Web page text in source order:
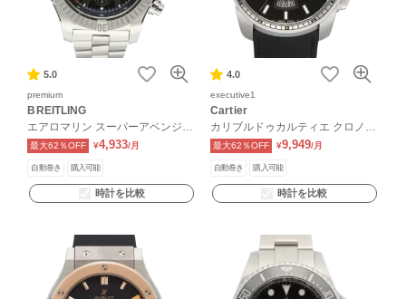
5.0
premium
BREITLING
エアロマリン スーパーアベンジャ
ー クロノグラフ
最大62％OFF ¥4,933/月
自動巻き 購入可能
時計を比較
4.0
executive1
Cartier
カリブルドゥカルティエ クロノグ
ラフ
最大62％OFF ¥9,949/月
自動巻き 購入可能
時計を比較